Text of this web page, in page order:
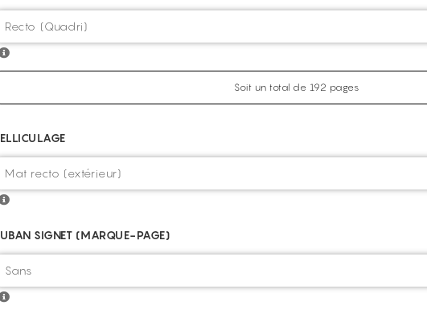
Soit un total de 192 pages
SIGNET (MARQUE-PAGE)